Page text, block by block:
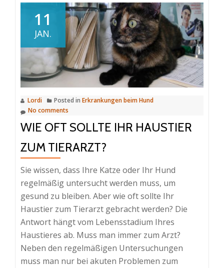
bei
Katzen
11
JAN.
Lordi Posted in Erkrankungen beim Hund
No comments
WIE OFT SOLLTE IHR HAUSTIER
ZUM TIERARZT?
Sie wissen, dass Ihre Katze oder Ihr Hund
regelmäßig untersucht werden muss, um
gesund zu bleiben. Aber wie oft sollte Ihr
Haustier zum Tierarzt gebracht werden? Die
Antwort hängt vom Lebensstadium Ihres
Haustieres ab. Muss man immer zum Arzt?
Neben den regelmäßigen Untersuchungen
muss man nur bei akuten Problemen zum